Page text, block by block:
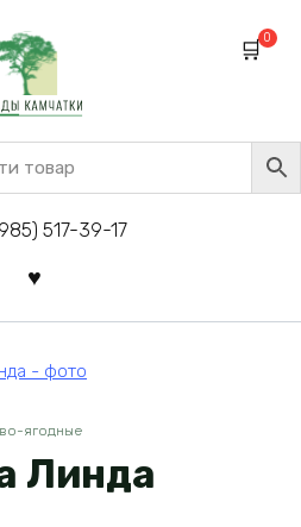
517-39-17
0
ягодные
Линда